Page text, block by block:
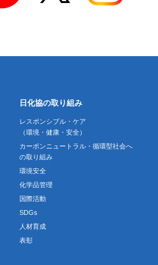
日化協の取り組み
レスポンシブル・ケア
（環境・健康・安全）
カーボンニュートラル・循環型社会へ
の取り組み
環境安全
化学品管理
国際活動
SDGs
人材育成
表彰